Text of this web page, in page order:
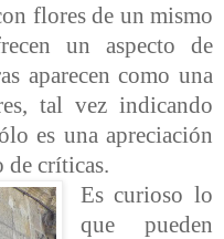
flores de un mismo
un aspecto de
aparecen como una
tal vez indicando
es una apreciación
de críticas.
Es curioso lo
que pueden